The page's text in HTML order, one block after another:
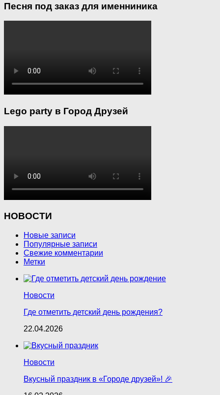
Песня под заказ для именниника
Lego party в Город Друзей
НОВОСТИ
Новые записи
Популярные записи
Свежие комментарии
Метки
Новости
Где отметить детский день рождения?
22.04.2026
Новости
Вкусный праздник в «Городе друзей»! 🎉